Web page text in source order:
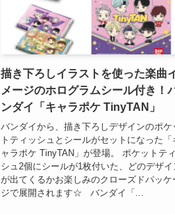
描き下ろしイラストを使った楽曲
メージのホログラムシール付き！
ンダイ「キャラポケ TinyTAN」
バンダイから、描き下ろしデザインのポケ
トティッシュとシールがセットになった「
ャラポケ TinyTAN」が登場。 ポケットテ
シュ2個にシールが1枚付いた、どのデザイ
が出てくるかお楽しみのクローズドパッケ
ジで展開されます☆ バンダイ「...